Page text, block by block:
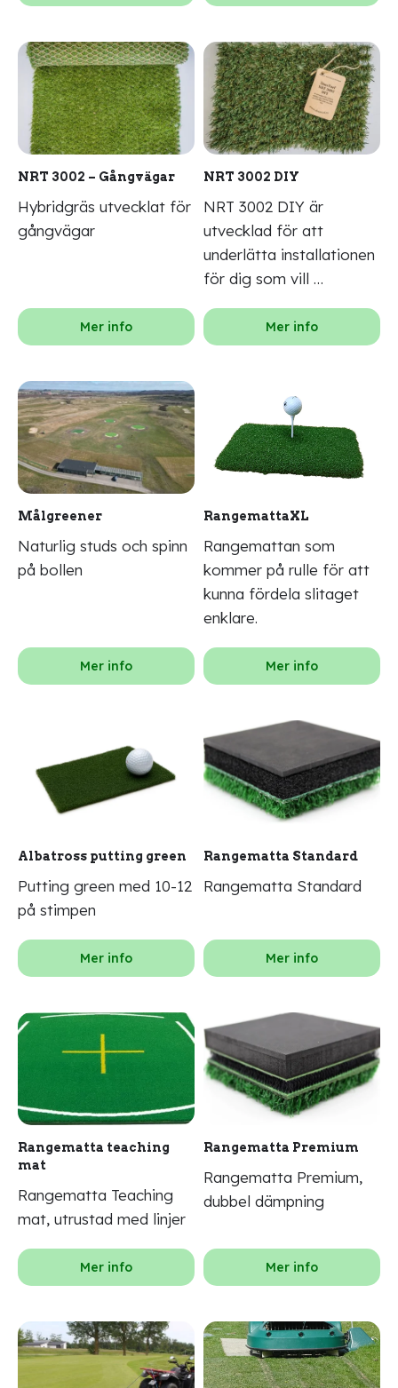
NRT 3002 – Gångvägar
Hybridgräs utvecklat för
gångvägar
Mer info
NRT 3002 DIY
NRT 3002 DIY är
utvecklad för att
underlätta installationen
för dig som vill …
Mer info
Målgreener
Naturlig studs och spinn
på bollen
Mer info
RangemattaXL
Rangemattan som
kommer på rulle för att
kunna fördela slitaget
enklare.
Mer info
Albatross putting green
Putting green med 10-12
på stimpen
Mer info
Rangematta Standard
Rangematta Standard
Mer info
Rangematta teaching
mat
Rangematta Teaching
mat, utrustad med linjer
Mer info
Rangematta Premium
Rangematta Premium,
dubbel dämpning
Mer info